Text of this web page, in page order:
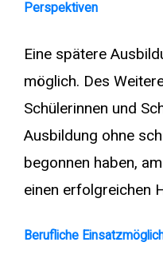
Perspektiven
Eine spätere
möglich. Des
Schülerinnen und
Ausbildung ohne
begonnen haben,
einen erfolgreichen
Berufliche